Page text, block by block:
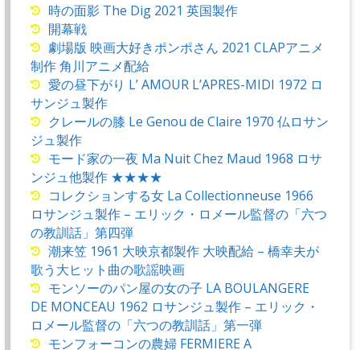
時の面影 The Dig 2021 英国製作
開幕戦
劇場版 映画大好きポンポさん 2021 CLAPアニメ
制作 角川アニメ配給
愛の昼下がり L’ AMOUR L’APRES-MIDI 1972 ロ
サンジュ製作
クレールの膝 Le Genou de Claire 1970 仏ロサン
ジュ製作
モード家の一夜 Ma Nuit Chez Maud 1968 ロサ
ンジュ他製作 ★★★★
コレクションする女 La Collectionneuse 1966
ロサンジュ製作 – エリック・ロメール監督の「六つ
の教訓話」第四弾
潮来笠 1961 大映京都製作 大映配給 – 橋幸夫が
歌う大ヒット曲の歌謡映画
モンソーのパン屋の女の子 LA BOULANGERE
DE MONCEAU 1962 ロサンジュ製作 – エリック・
ロメール監督の「六つの教訓話」第一弾
モンフォーコンの農婦 FERMIERE A